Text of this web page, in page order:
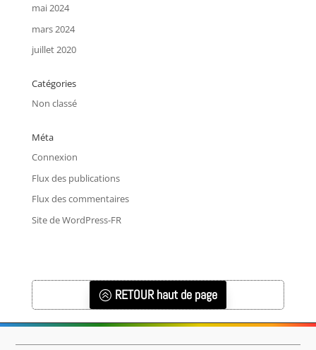
mai 2024
mars 2024
juillet 2020
Catégories
Non classé
Méta
Connexion
Flux des publications
Flux des commentaires
Site de WordPress-FR
RETOUR haut de page